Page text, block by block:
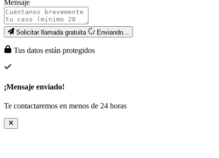
Mensaje
Solicitar llamada gratuita Enviando...
Tus datos están protegidos
¡Mensaje enviado!
Te contactaremos en menos de 24 horas